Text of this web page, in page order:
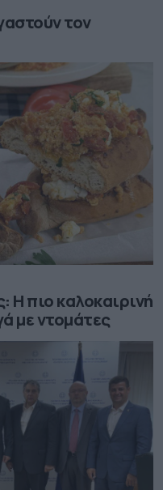
τον
Η πιο καλοκαιρινή
με ντομάτες